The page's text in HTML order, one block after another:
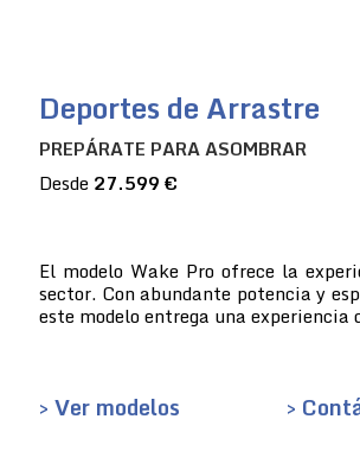
Deportes de Arrastre
PREPÁRATE PARA ASOMBRAR
Desde 27.599 €
El modelo Wake Pro ofrece la
sector. Con abundante potencia y
este modelo entrega una
> Ver modelos >